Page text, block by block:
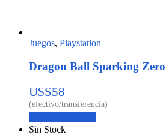
Juegos, Playstation
Dragon Ball Sparking
U$S58
Sin Stock